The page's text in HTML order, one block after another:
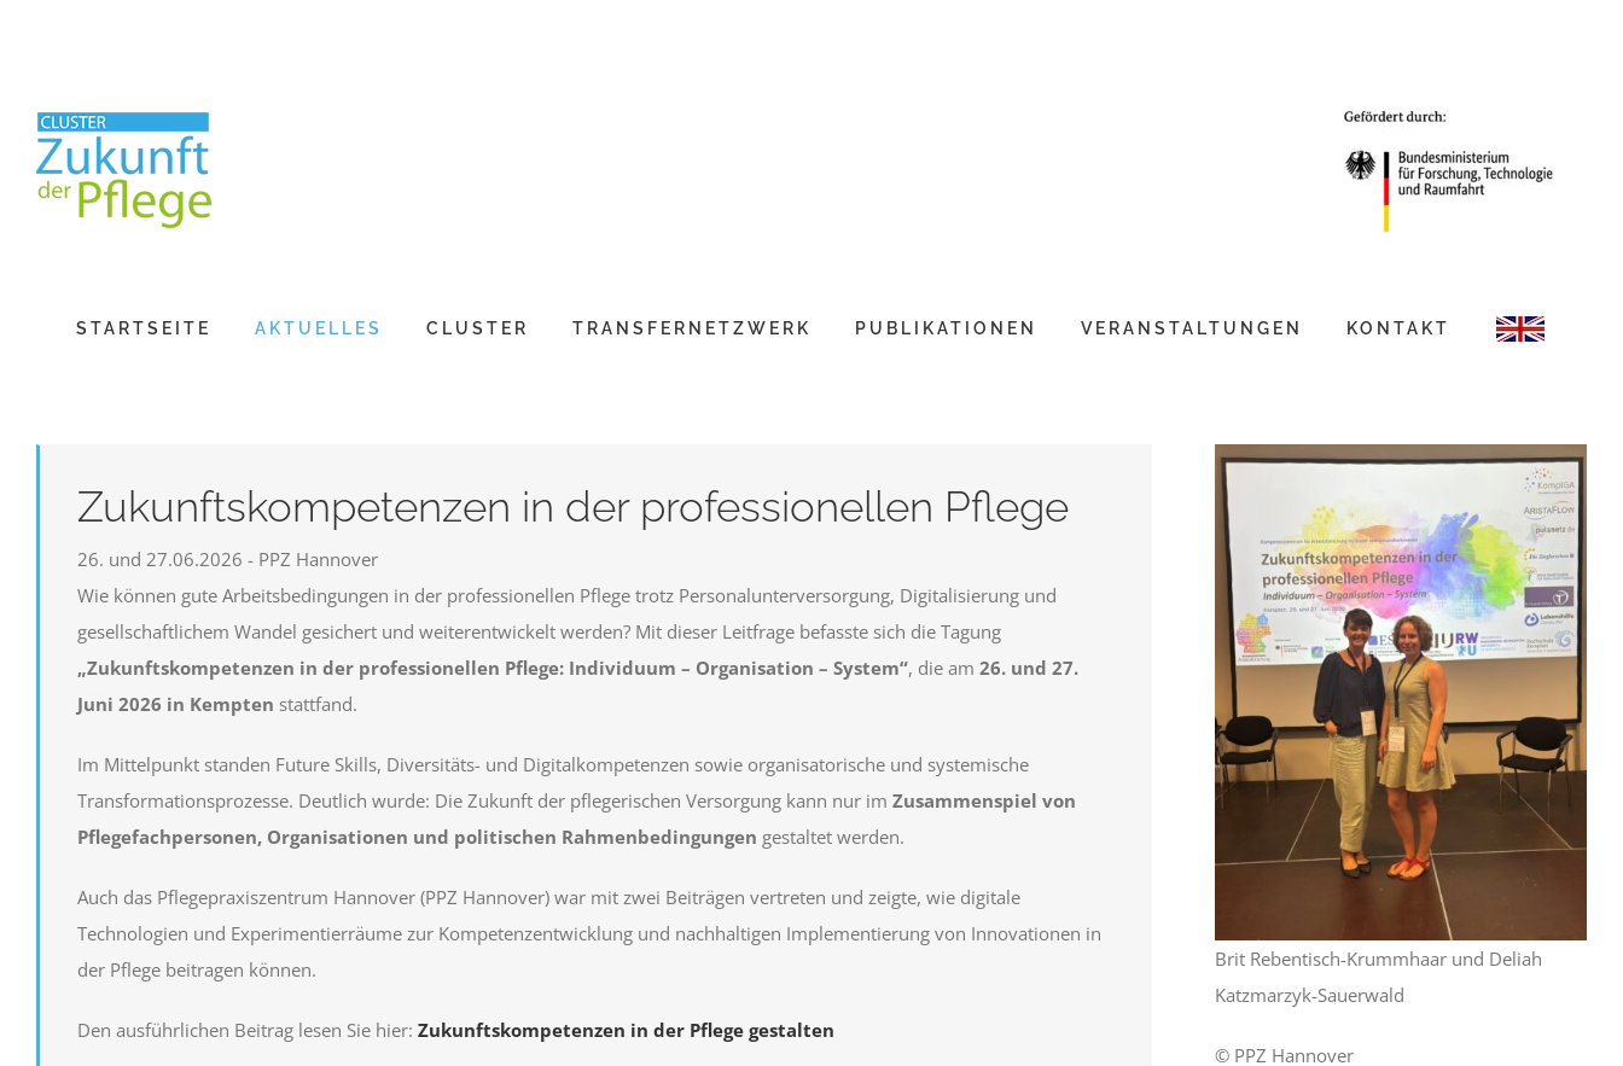
STARTSEITE AKTUELLES CLUSTER TRANSFERNETZWERK PUBLIKATIONEN VERANSTALTUNGEN KONTAKT
Zukunftskompetenzen in der professionellen Pflege
26. und 27.06.2026 - PPZ Hannover
Wie können gute Arbeitsbedingungen in der professionellen Pflege trotz Personalunterversorgung, Digitalisierung und
gesellschaftlichem Wandel gesichert und weiterentwickelt werden? Mit dieser Leitfrage befasste sich die Tagung
„Zukunftskompetenzen in der professionellen Pflege: Individuum – Organisation – System“, die am 26. und 27.
Juni 2026 in Kempten stattfand.
Im Mittelpunkt standen Future Skills, Diversitäts- und Digitalkompetenzen sowie organisatorische und systemische
Transformationsprozesse. Deutlich wurde: Die Zukunft der pflegerischen Versorgung kann nur im Zusammenspiel von
Pflegefachpersonen, Organisationen und politischen Rahmenbedingungen gestaltet werden.
Auch das Pflegepraxiszentrum Hannover (PPZ Hannover) war mit zwei Beiträgen vertreten und zeigte, wie digitale
Technologien und Experimentierräume zur Kompetenzentwicklung und nachhaltigen Implementierung von Innovationen in
der Pflege beitragen können.
Den ausführlichen Beitrag lesen Sie hier: Zukunftskompetenzen in der Pflege gestalten
Brit Rebentisch-Krummhaar und Deliah
Katzmarzyk-Sauerwald
© PPZ Hannover